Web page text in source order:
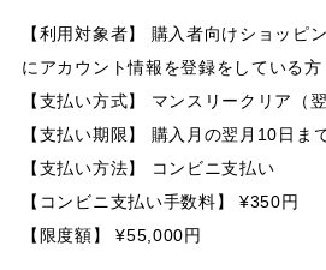
【利用対象者】 購入者向けショッピ
にアカウント情報を登録をしている方
【支払い方式】 マンスリークリア（
【支払い期限】 購入月の翌月10日ま
【支払い方法】 コンビニ支払い
【コンビニ支払い手数料】 ¥350円
【限度額】 ¥55,000円